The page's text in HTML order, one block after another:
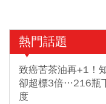
熱門話題
致癌苦茶油再+1！
卻超標3倍…216瓶
度